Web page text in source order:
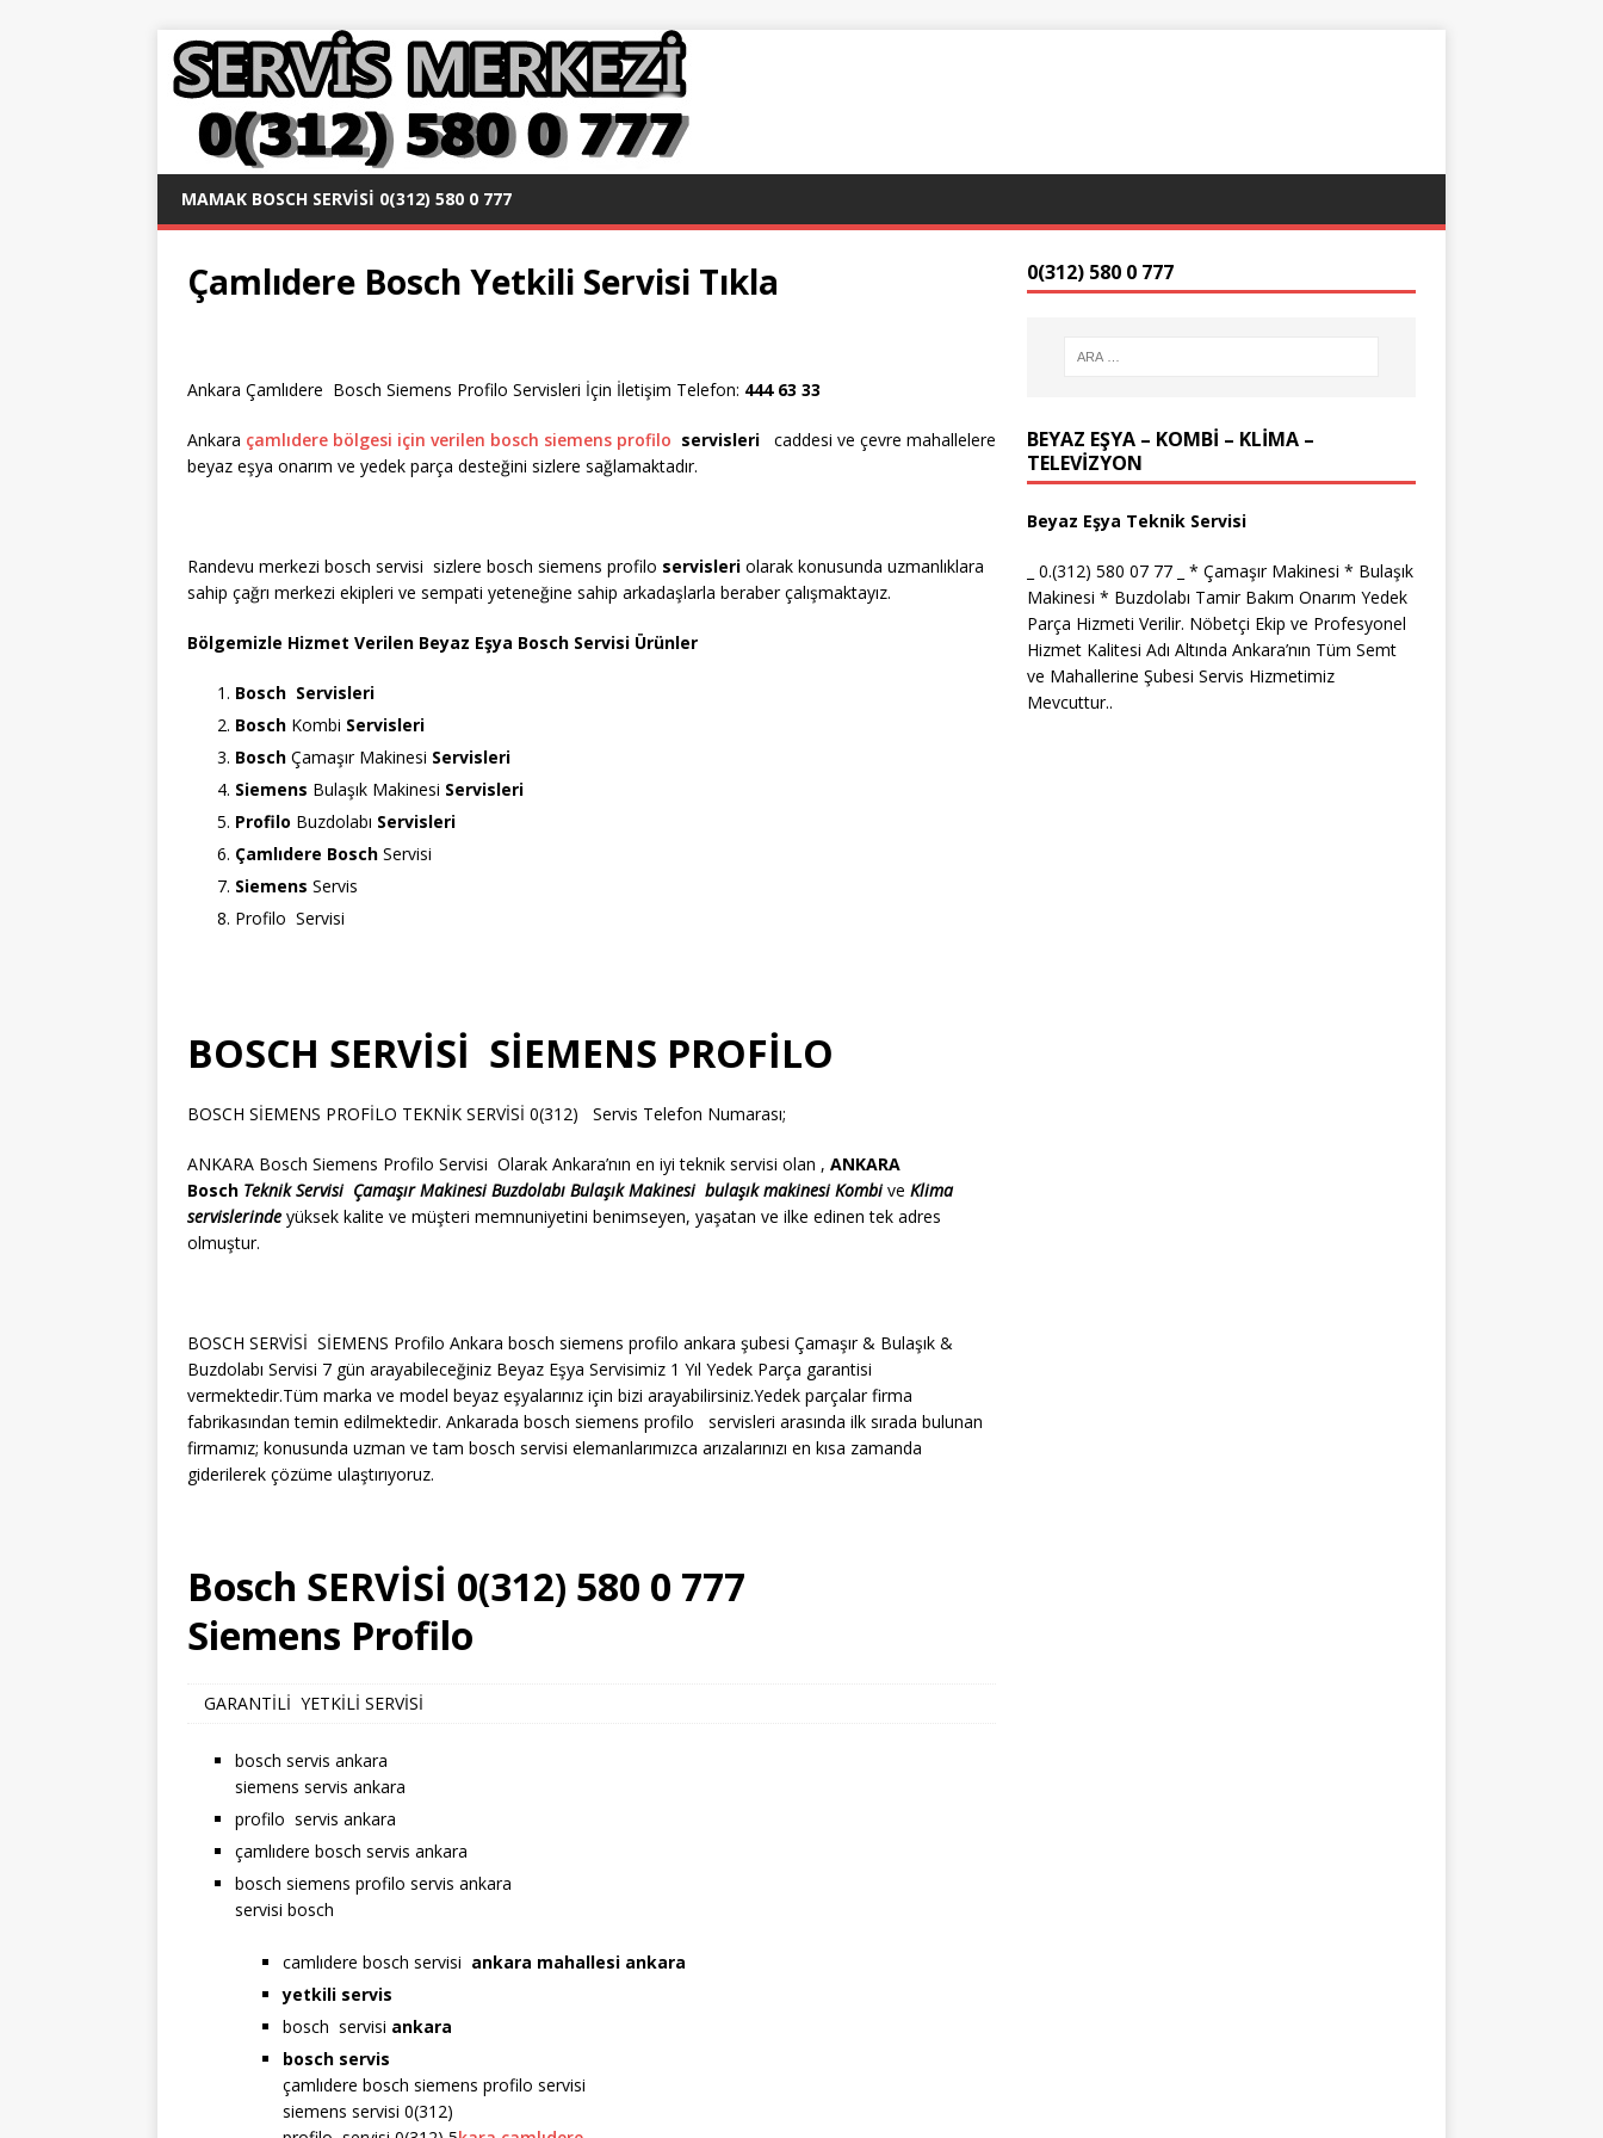
MAMAK BOSCH SERVISI 0(312) 580 0 777
Çamlıdere Bosch Yetkili Servisi Tıkla
Ankara Çamlıdere Bosch Siemens Profilo Servisleri İçin İletişim Telefon: 444 63 33
Ankara çamlıdere bölgesi için verilen bosch siemens profilo servisleri
caddesi ve çevre mahallelere
beyaz eşya onarım ve yedek parça desteğini sizlere sağlamaktadır.
Randevu merkezi bosch servisi sizlere bosch siemens profilo servisleri olarak konusunda uzmanlıklara
sahip çağrı merkezi ekipleri ve sempati yeteneğine sahip arkadaşlarla beraber çalışmaktayız.
Bölgemizle Hizmet Verilen Beyaz Eşya Bosch Servisi Ürünler
Bosch Servisleri
Bosch Kombi Servisleri
Bosch Çamaşır Makinesi Servisleri
Siemens Bulaşık Makinesi Servisleri
Profilo Buzdolabı Servisleri
Çamlıdere Bosch Servisi
Siemens Servis
Profilo Servisi
BOSCH SERVİSİ SİEMENS PROFİLO
BOSCH SİEMENS PROFİLO TEKNİK SERVİSİ 0(312) Servis Telefon Numarası;
ANKARA Bosch Siemens Profilo Servisi Olarak Ankara’nın en iyi teknik servisi olan , ANKARA
Bosch Teknik Servisi Çamaşır MakinesiBuzdolabı Bulaşık Makinesi bulaşık makinesiKombive Klima
servislerinde yüksek kalite ve müşteri memnuniyetini benimseyen, yaşatan ve ilke edinen tek adres
olmuştur.
BOSCH SERVİSİ SİEMENS Profilo Ankara bosch siemens profilo ankara şubesi Çamaşır & Bulaşık &
Buzdolabı Servisi 7 gün arayabileceğiniz Beyaz Eşya Servisimiz 1 Yıl Yedek Parça garantisi
vermektedir.Tüm marka ve model beyaz eşyalarınız için bizi arayabilirsiniz.Yedek parçalar firma
fabrikasından temin edilmektedir. Ankarada bosch siemens profilo servisleri arasında ilk sırada bulunan
firmamız; konusunda uzman ve tam bosch servisi elemanlarımızca arızalarınızı en kısa zamanda
giderilerek çözüme ulaştırıyoruz.
Bosch SERVİSİ 0(312) 580 0 777
Siemens Profilo
GARANTİLİ YETKİLİ SERVİSİ
bosch servis ankara
siemens servis ankara
profilo servis ankara
çamlıdere bosch servis ankara
bosch siemens profilo servis ankara
servisi bosch
camlıdere bosch servisi ankara mahallesi ankara
yetkili servis
bosch servisi ankara
bosch servis
çamlıdere bosch siemens profilo servisi
siemens servisi 0(312)
0(312) 580 0 777
BEYAZ EŞYA – KOMBİ – KLİMA –
TELEVİZYON
Beyaz Eşya Teknik Servisi
_ 0.(312) 580 07 77 _ * Çamaşır Makinesi * Bulaşık
Makinesi * Buzdolabı Tamir Bakım Onarım Yedek
Parça Hizmeti Verilir. Nöbetçi Ekip ve Profesyonel
Hizmet Kalitesi Adı Altında Ankara’nın Tüm Semt
ve Mahallerine Şubesi Servis Hizmetimiz
Mevcuttur..